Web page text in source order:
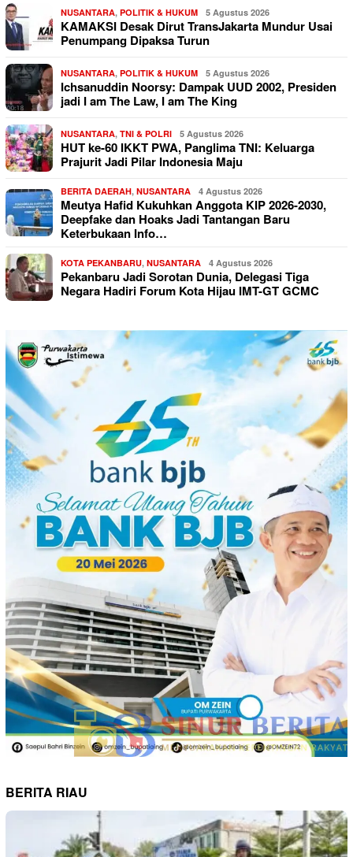
NUSANTARA, POLITIK & HUKUM 5 Agustus 2026
KAMAKSI Desak Dirut TransJakarta Mundur Usai
Penumpang Dipaksa Turun
NUSANTARA, POLITIK & HUKUM 5 Agustus 2026
Ichsanuddin Noorsy: Dampak UUD 2002, Presiden
jadi I am The Law, I am The King
NUSANTARA, TNI & POLRI 5 Agustus 2026
HUT ke-60 IKKT PWA, Panglima TNI: Keluarga
Prajurit Jadi Pilar Indonesia Maju
BERITA DAERAH, NUSANTARA 4 Agustus 2026
Meutya Hafid Kukuhkan Anggota KIP 2026-2030,
Deepfake dan Hoaks Jadi Tantangan Baru
Keterbukaan Info…
KOTA PEKANBARU, NUSANTARA 4 Agustus 2026
Pekanbaru Jadi Sorotan Dunia, Delegasi Tiga
Negara Hadiri Forum Kota Hijau IMT-GT GCMC
BERITA RIAU